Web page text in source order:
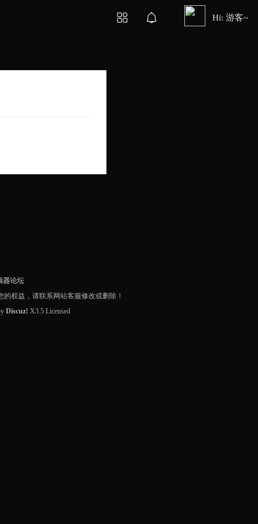
Hi: 游客~
器论坛
权益，请联系网站客服修改或删除！
Discuz! X3.5 Licensed